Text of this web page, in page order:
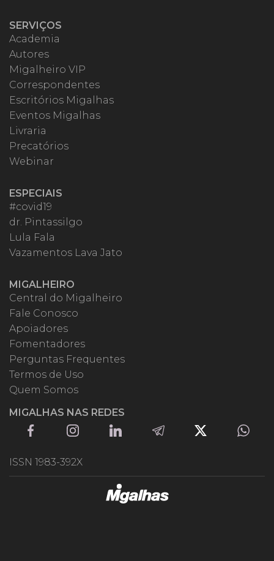
SERVIÇOS
Academia
Autores
Migalheiro VIP
Correspondentes
Escritórios Migalhas
Eventos Migalhas
Livraria
Precatórios
Webinar
ESPECIAIS
#covid19
dr. Pintassilgo
Lula Fala
Vazamentos Lava Jato
MIGALHEIRO
Central do Migalheiro
Fale Conosco
Apoiadores
Fomentadores
Perguntas Frequentes
Termos de Uso
Quem Somos
MIGALHAS NAS REDES
ISSN 1983-392X